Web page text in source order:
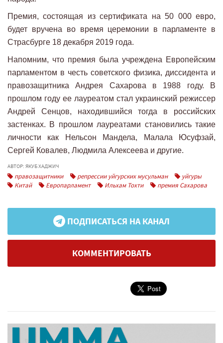
Премия, состоящая из сертификата на 50 000 евро,
будет вручена во время церемонии в парламенте в
Страсбурге 18 декабря 2019 года.
Напомним, что премия была учреждена Европейским
парламентом в честь советского физика, диссидента и
правозащитника Андрея Сахарова в 1988 году. В
прошлом году ее лауреатом стал украинский режиссер
Андрей Сенцов, находившийся тогда в российских
застенках. В прошлом лауреатами становились такие
личности как Нельсон Мандела, Малала Юсуфзай,
Сергей Ковалев, Людмила Алексеева и другие.
АВТОР: ЯКУБ ХАДЖИЧ
правозащитники репрессии уйгурских мусульман
уйгуры
Китай
Европарламент Ильхам Тохти премия Сахарова
ПОДПИСАТЬСЯ НА КАНАЛ
КОММЕНТИРОВАТЬ